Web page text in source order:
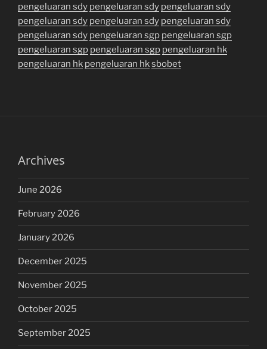
pengeluaran sdy pengeluaran sdy pengeluaran sdy
pengeluaran sdy pengeluaran sdy pengeluaran sdy
pengeluaran sdy pengeluaran sgp pengeluaran sgp
pengeluaran sgp pengeluaran sgp pengeluaran hk
pengeluaran hk pengeluaran hksbobet
Archives
June 2026
February 2026
January 2026
December 2025
November 2025
October 2025
September 2025